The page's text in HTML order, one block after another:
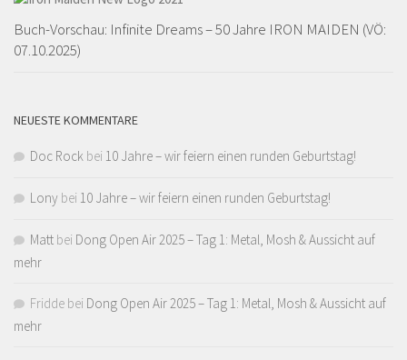
Buch-Vorschau: Infinite Dreams – 50 Jahre IRON MAIDEN (VÖ:
07.10.2025)
NEUESTE KOMMENTARE
Doc Rock bei 10 Jahre – wir feiern einen runden Geburtstag!
Lony bei 10 Jahre – wir feiern einen runden Geburtstag!
Matt bei Dong Open Air 2025 – Tag 1: Metal, Mosh & Aussicht auf
mehr
Fridde bei Dong Open Air 2025 – Tag 1: Metal, Mosh & Aussicht auf
mehr